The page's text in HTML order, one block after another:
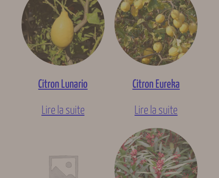
Citron Lunario
Lire la suite
Citron Eureka
Lire la suite